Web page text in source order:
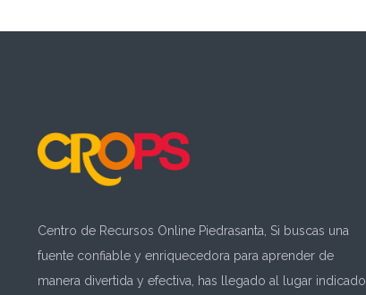
Centro de Recursos Online Piedrasanta, Si buscas una
fuente confiable y enriquecedora para aprender de
manera divertida y efectiva, has llegado al lugar indicado